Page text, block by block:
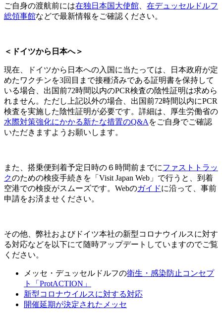
ご自身の渡航前には在独日本国大使館
在デュッセルドルフ
総領事館などで最新情報をご確認ください。
＜ドイツから日本へ＞
現在、ドイツから日本への入国に当たっては、日本政府が定
めたワクチンを3回目まで接種済みである証明書を保持して
いる場合、出国前72時間以内のPCR検査の陰性証明は求めら
れません。ただし上記以外の場合、出国前72時間以内にPCR
検査を実施した陰性証明が必要です。詳細は、厚生労働省の
水際対策強化にかかる新たな措置のQ&A をご自身でご確認
いただきますようお願いします。
また、搭乗便到着予定日時の６時間前までにファストトラッ
クのための検疫手続きを「Visit Japan Web」で行うと、到着
空港での検疫がスムーズです。Webのガイドに沿って、事前
申請をお済ませください。
その他、弊社およびドイツ本社の新型コロナウイルスに対す
る対応などを以下にて随時アップデートしていますのでご覧
ください。
メッセ・デュッセルドルフの衛生・感染防止コンセプ
ト「ProtACTION」
新型コロナウイルスに対する対応
開催延期が決定されたメッセ